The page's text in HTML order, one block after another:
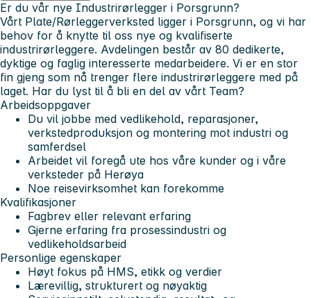
Er du vår nye Industrirørlegger i Porsgrunn?
Vårt Plate/Rørleggerverksted ligger i Porsgrunn, og vi har
behov for å knytte til oss nye og kvalifiserte
industrirørleggere. Avdelingen består av 80 dedikerte,
dyktige og faglig interesserte medarbeidere. Vi er en stor
fin gjeng som nå trenger flere industrirørleggere med på
laget. Har du lyst til å bli en del av vårt Team?
Arbeidsoppgaver
Du vil jobbe med vedlikehold, reparasjoner,
verkstedproduksjon og montering mot industri og
samferdsel
Arbeidet vil foregå ute hos våre kunder og i våre
verksteder på Herøya
Noe reisevirksomhet kan forekomme
Kvalifikasjoner
Fagbrev eller relevant erfaring
Gjerne erfaring fra prosessindustri og
vedlikeholdsarbeid
Personlige egenskaper
Høyt fokus på HMS, etikk og verdier
Lærevillig, strukturert og nøyaktig